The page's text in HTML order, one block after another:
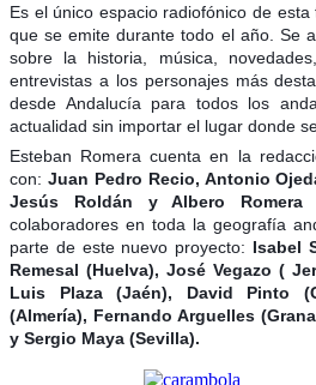
Es el único espacio radiofónico de
que se emite durante todo el año. Se
sobre la historia, música,
entrevistas a los personajes más
desde Andalucía para todos los
actualidad sin importar el lugar donde
Esteban Romera cuenta en la
con: Juan Pedro Recio, Antonio
Jesús Roldán y Albero Romera
colaboradores en toda la geografía
parte de este nuevo proyecto: Isabel
Remesal (Huelva), José Vegazo (
Luis Plaza (Jaén), David Pinto
(Almería), Fernando Arguelles
y Sergio Maya (Sevilla).